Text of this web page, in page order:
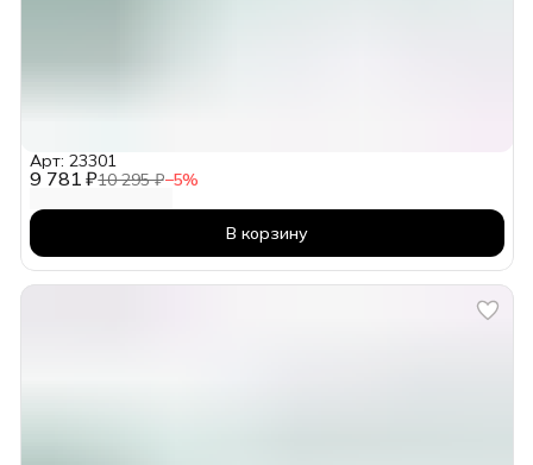
9 781 ₽10 295 ₽−5%
Арт: 23301
В корзину